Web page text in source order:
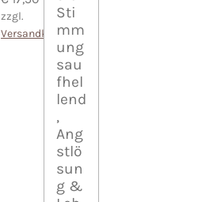
zzgl.
Versandkosten
Sti
mm
ung
sau
fhel
lend
,
Ang
stlö
sun
g &